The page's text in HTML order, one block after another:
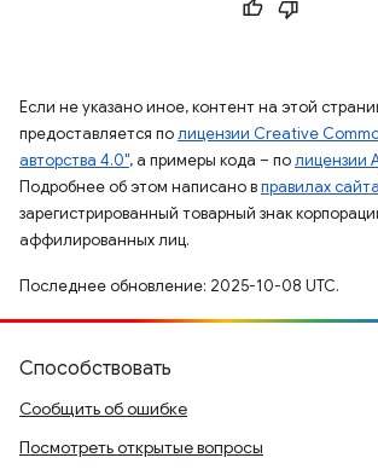
Если не указано иное, контент на этой
предоставляется полицензии Creative
авторства 4.0", а примеры кода – полицензии
Подробнее об этом написано вправилах сайта
зарегистрированный товарный знак
аффилированных лиц.
Последнее обновление: 2025-10-08 UTC.
Способствовать
Сообщить об ошибке
Посмотреть открытые вопросы